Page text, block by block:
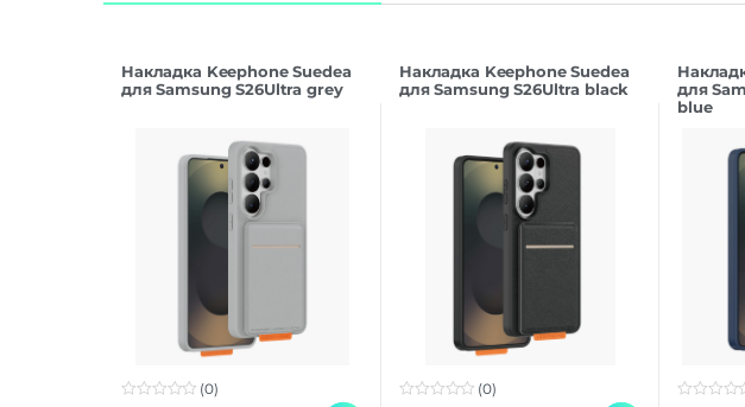
Накладка Keephone Suedea
для Samsung S26Ultra grey
(0)
Накладка Keephone Suedea
для Samsung S26Ultra black
(0)
для
blue